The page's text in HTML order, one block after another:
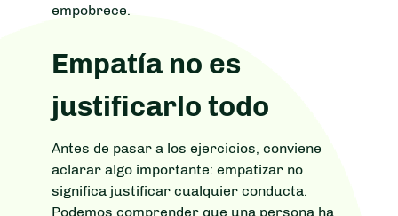
empobrece.
Empatía no es
justificarlo todo
Antes de pasar a los ejercicios, conviene
aclarar algo importante: empatizar no
significa justificar cualquier conducta.
Podemos comprender que una persona ha